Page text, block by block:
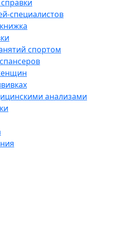
специалистов
спортом
анализами